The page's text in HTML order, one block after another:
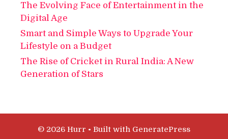
The Evolving Face of Entertainment in the
Digital Age
Smart and Simple Ways to Upgrade Your
Lifestyle on a Budget
The Rise of Cricket in Rural India: A New
Generation of Stars
© 2026 Hurr • Built with GeneratePress